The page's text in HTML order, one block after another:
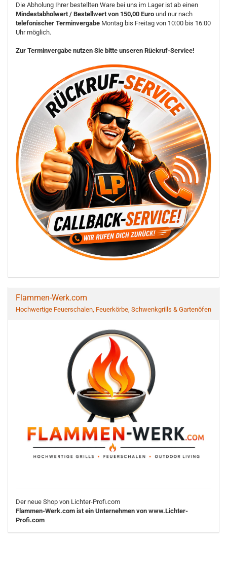
Die Abholung Ihrer bestellten Ware bei uns im Lager ist ab einen
Mindestabholwert / Bestellwert von 150,00 Euro und nur nach
telefonischer Terminvergabe Montag bis Freitag von 10:00 bis 16:00
Uhr möglich.
Zur Terminvergabe nutzen Sie bitte unseren Rückruf-Service!
Flammen-Werk.com
Hochwertige Feuerschalen, Feuerkörbe, Schwenkgrills & Gartenöfen
Der neue Shop von Lichter-Profi.com
Flammen-Werk.com ist ein Unternehmen von www.Lichter-
Profi.com